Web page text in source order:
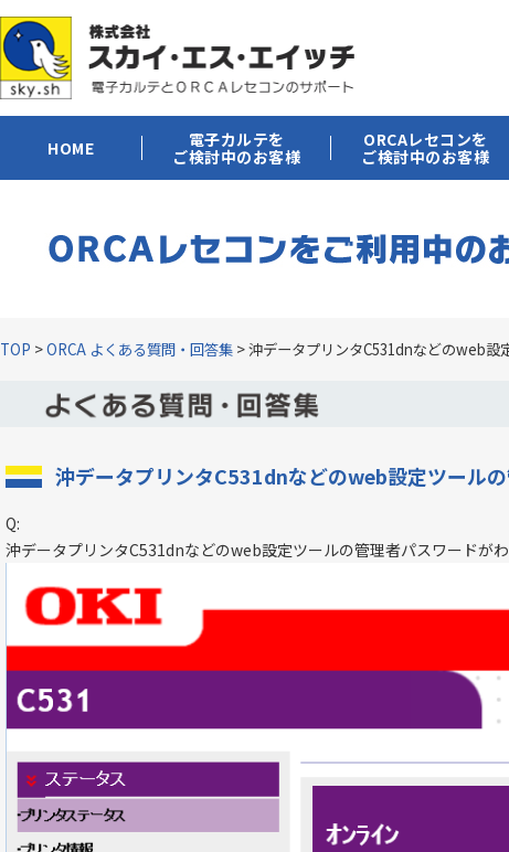
HOME
電子カルテを
ご検討中のお客様
ORCAレセコンを
ご検討中のお客様
TOP >ORCA よくある質問・回答集 >沖データプリンタC531dnなどのweb設
沖データプリンタC531dnなどのweb設定ツール
Q:
沖データプリンタC531dnなどのweb設定ツールの管理者パスワードがわ